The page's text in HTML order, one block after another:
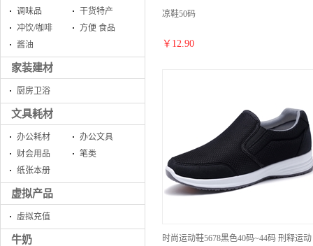
调味品
干货特产
冲饮/咖啡
方便 食品
酱油
家装建材
厨房卫浴
文具耗材
办公耗材
办公文具
财会用品
笔类
纸张本册
虚拟产品
虚拟充值
牛奶
凉鞋50码
￥ 12.90
时尚运动鞋5678黑色40码~44码 刑释运动